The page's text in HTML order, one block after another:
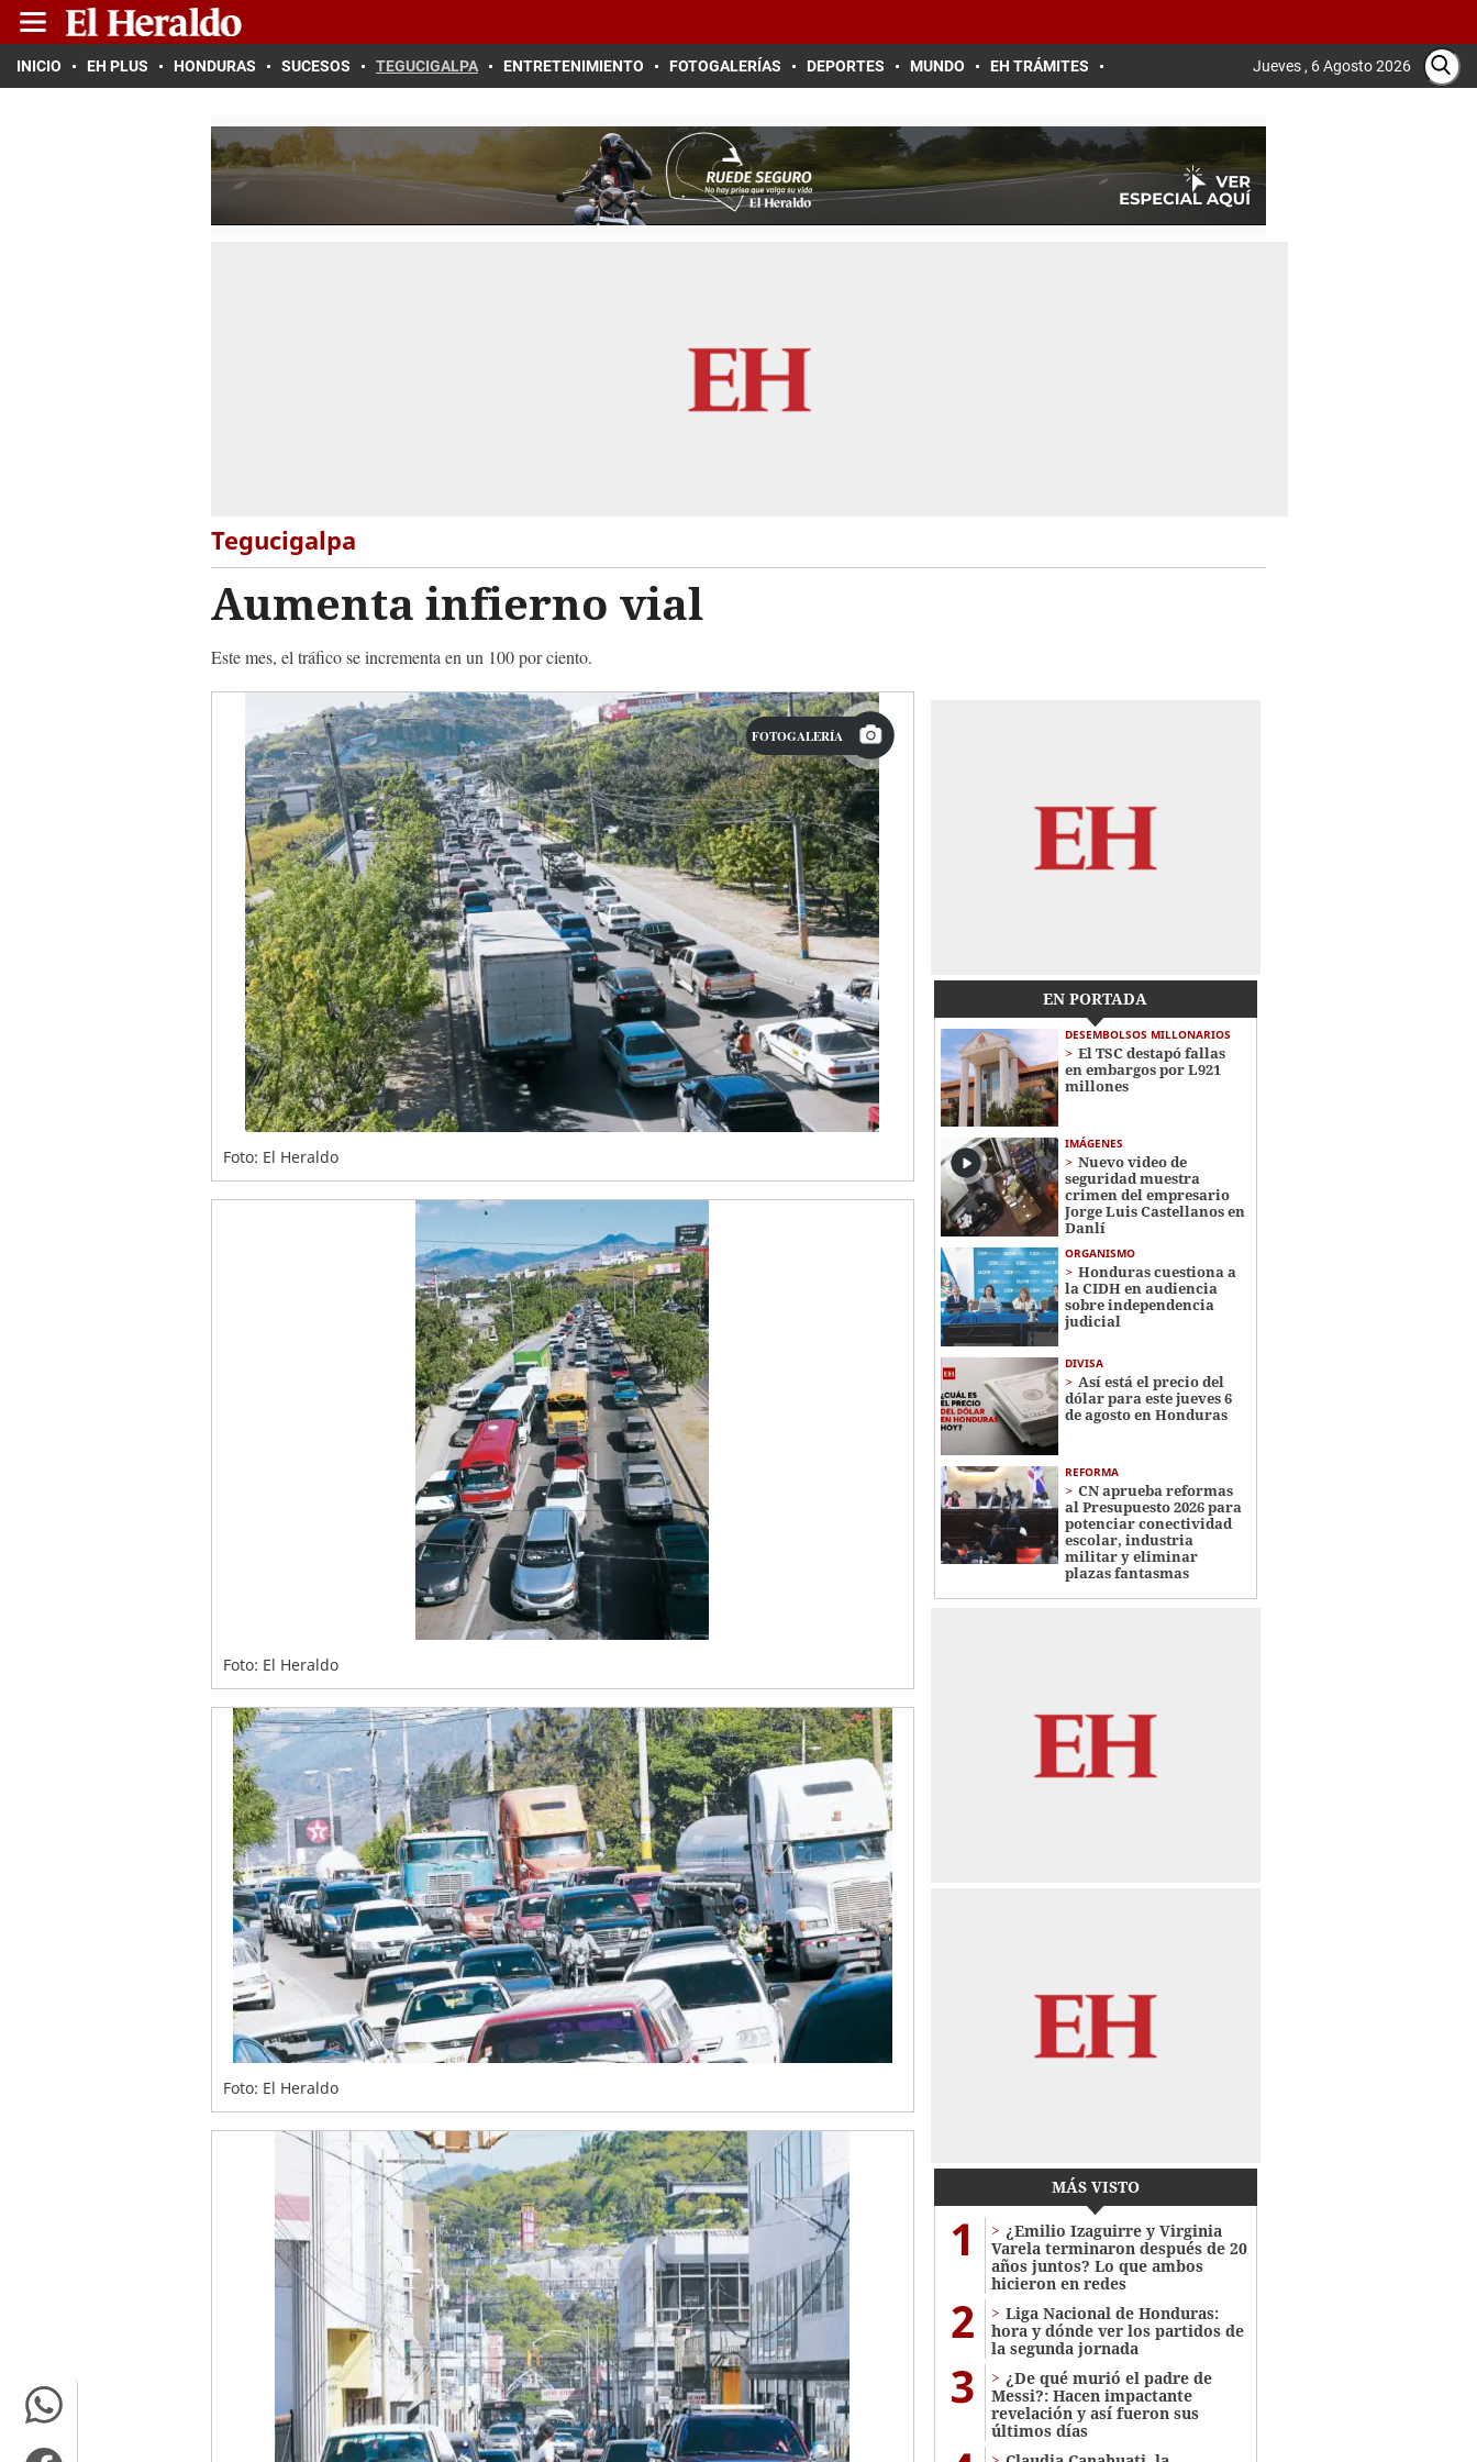
INICIO EH PLUS HONDURAS SUCESOS TEGUCIGALPA ENTRETENIMIENTO FOTOGALERÍAS DEPORTES MUNDO EH TRÁMITES Jueves , 6 Agosto 2026
Tegucigalpa
Aumenta infierno vial
Este mes, el tráfico se incrementa en un 100 por ciento.
FOTOGALERÍA
Foto: El Heraldo
Foto: El Heraldo
Foto: El Heraldo
EN PORTADA
DESEMBOLSOS MILLONARIOS
El TSC destapó fallas
en embargos por L921
millones
IMÁGENES
Nuevo video de
seguridad muestra
crimen del empresario
Jorge Luis Castellanos en
Danlí
ORGANISMO
Honduras cuestiona a
la CIDH en audiencia
sobre independencia
judicial
DIVISA
Así está el precio del
dólar para este jueves 6
de agosto en Honduras
REFORMA
CN aprueba reformas
al Presupuesto 2026 para
potenciar conectividad
escolar, industria
militar y eliminar
plazas fantasmas
MÁS VISTO
1
¿Emilio Izaguirre y Virginia
Varela terminaron después de 20
años juntos? Lo que ambos
hicieron en redes
2
Liga Nacional de Honduras:
hora y dónde ver los partidos de
la segunda jornada
3
¿De qué murió el padre de
Messi?: Hacen impactante
revelación y así fueron sus
últimos días